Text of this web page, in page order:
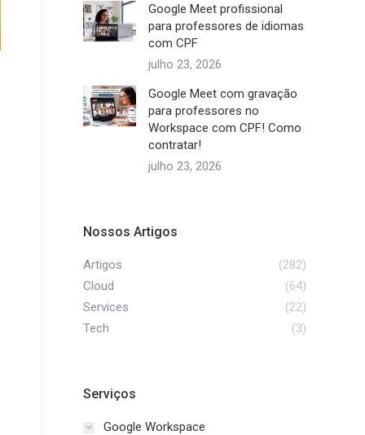
Google Meet profissional
para professores de idiomas
com CPF
julho 23, 2026
Google Meet com gravação
para professores no
Workspace com CPF! Como
contratar!
julho 23, 2026
Nossos Artigos
Artigos
(282)
Cloud
(64)
Services
(22)
Tech
(3)
Serviços
Google Workspace